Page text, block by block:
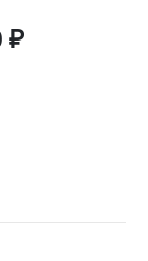
₽Текущая